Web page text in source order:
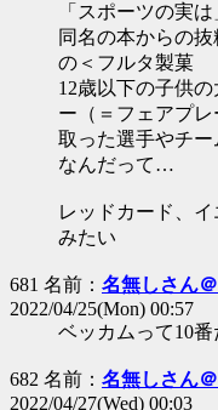
「スポーツの実
同名の本からの
の＜フルタ製菓
12歳以下の子供
ー（＝フェアプ
取った選手やチ
なんだって…
レッドカード、
みたい
681 名前： 名無しさん
2022/04/25(Mon) 00:57
ベッカムって10
682 名前： 名無しさん
2022/04/27(Wed) 00:03